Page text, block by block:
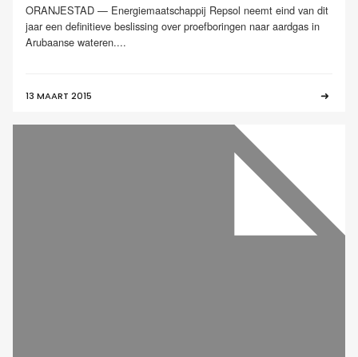
ORANJESTAD — Energiemaatschappij Repsol neemt eind van dit
jaar een definitieve beslissing over proefboringen naar aardgas in
Arubaanse wateren....
13 MAART 2015